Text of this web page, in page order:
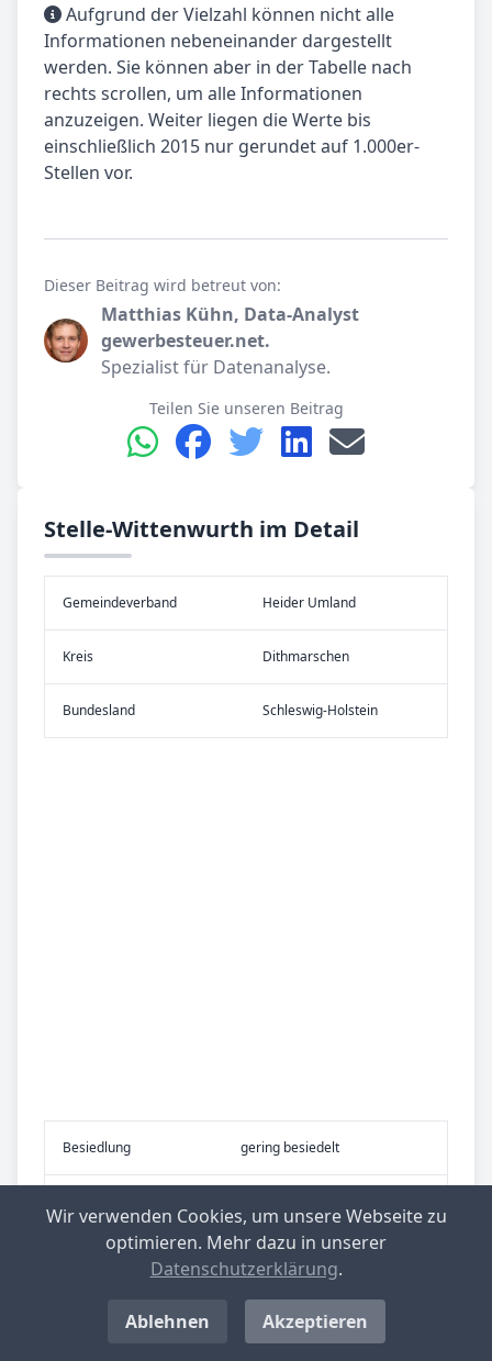
Aufgrund der Vielzahl können nicht alle
Informationen nebeneinander dargestellt
werden. Sie können aber in der Tabelle nach
rechts scrollen, um alle Informationen
anzuzeigen. Weiter liegen die Werte bis
einschließlich 2015 nur gerundet auf 1.000er-
Stellen vor.
Dieser Beitrag wird betreut von:
Matthias Kühn, Data-Analyst
gewerbesteuer.net.
Spezialist für Datenanalyse.
Teilen Sie unseren Beitrag
Stelle-Wittenwurth im Detail
Gemeinde­verband Heider Umland
Kreis Dithmarschen
Bundes­land Schleswig-Holstein
Be­sied­lung gering besiedelt
Nachrichten aus Stelle-Wittenwurth
Wir verwenden Cookies, um unsere Webseite zu
optimieren. Mehr dazu in unserer
Datenschutzerklärung.
Ablehnen Akzeptieren